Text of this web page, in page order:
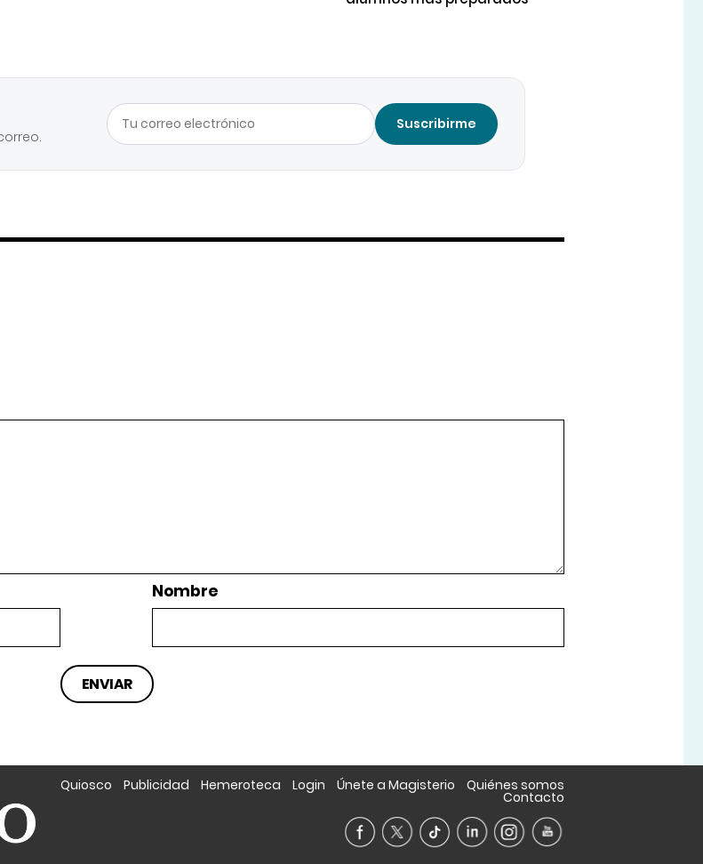
Suscribirme
Nombre
Quiosco Publicidad Hemeroteca Login Únete a Magisterio Quiénes somos
Contacto